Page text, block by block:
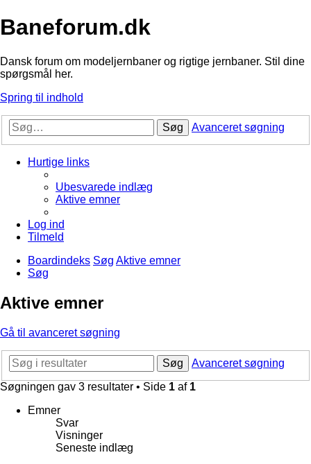
Baneforum.dk
Dansk forum om modeljernbaner og rigtige jernbaner. Stil dine
spørgsmål her.
Spring til indhold
Søg Avanceret søgning
Hurtige links
Ubesvarede indlæg
Aktive emner
Log ind
Tilmeld
Boardindeks Søg Aktive emner
Søg
Aktive emner
Gå til avanceret søgning
Søg
Avanceret søgning
Søgningen gav 3 resultater • Side 1 af 1
Emner
Svar
Visninger
Seneste indlæg